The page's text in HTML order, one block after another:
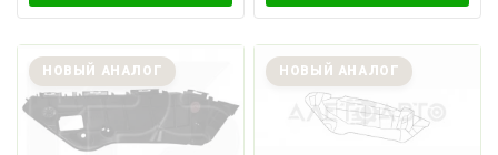
НОВЫЙ АНАЛОГ НОВЫЙ АНАЛОГ